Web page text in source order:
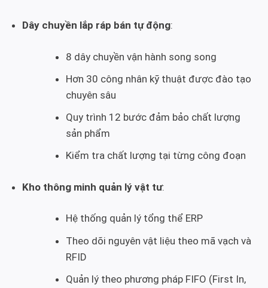
Dây chuyền lắp ráp bán tự động:
8 dây chuyền vận hành song song
Hơn 30 công nhân kỹ thuật được đào tạo
chuyên sâu
Quy trình 12 bước đảm bảo chất lượng
sản phẩm
Kiểm tra chất lượng tại từng công đoạn
Kho thông minh quản lý vật tư:
Hệ thống quản lý tổng thể ERP
Theo dõi nguyên vật liệu theo mã vạch và
RFID
Quản lý theo phương pháp FIFO (First In,